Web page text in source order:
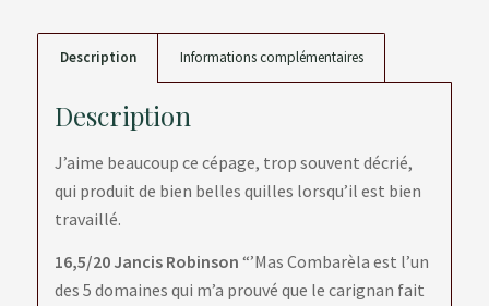
Description Informations complémentaires
Description
J’aime beaucoup ce cépage, trop souvent décrié,
qui produit de bien belles quilles lorsqu’il est bien
travaillé.
16,5/20 Jancis Robinson “’Mas Combarèla est l’un
des 5 domaines qui m’a prouvé que le carignan fait